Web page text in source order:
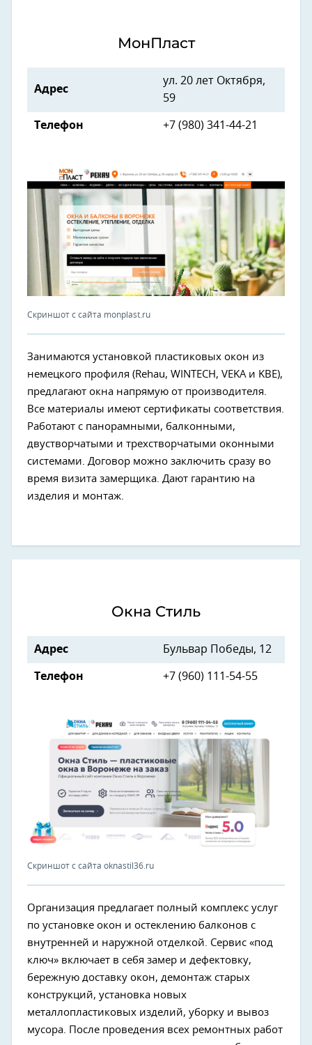
МонПласт
Адрес
ул. 20 лет Октября,
59
Телефон +7 (980) 341-44-21
Скриншот с сайта monplast.ru
Занимаются установкой пластиковых окон из
немецкого профиля (Rehau, WINTECH, VEKA и KBE),
предлагают окна напрямую от производителя.
Все материалы имеют сертификаты соответствия.
Работают с панорамными, балконными,
двустворчатыми и трехстворчатыми оконными
системами. Договор можно заключить сразу во
время визита замерщика. Дают гарантию на
изделия и монтаж.
Окна Стиль
Адрес Бульвар Победы, 12
Телефон +7 (960) 111-54-55
Скриншот с сайта oknastil36.ru
Организация предлагает полный комплекс услуг
по установке окон и остеклению балконов с
внутренней и наружной отделкой. Сервис «под
ключ» включает в себя замер и дефектовку,
бережную доставку окон, демонтаж старых
конструкций, установка новых
металлопластиковых изделий, уборку и вывоз
мусора. После проведения всех ремонтных работ